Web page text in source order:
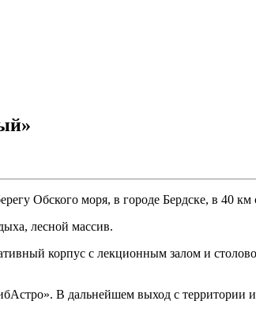
Обского моря, в городе Бердске, в 40
лесной массив.
корпус с лекционным залом и
В дальнейшем выход с территории